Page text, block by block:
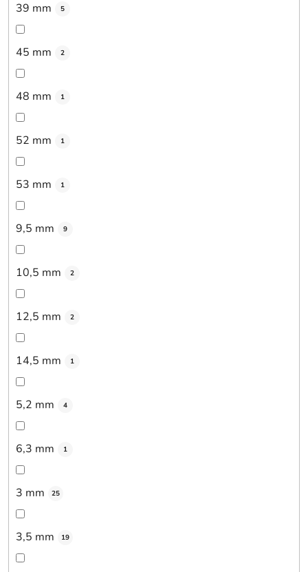
39 mm 5
45 mm 2
48 mm 1
52 mm 1
53 mm 1
9,5 mm 9
10,5 mm 2
12,5 mm 2
14,5 mm 1
5,2 mm 4
6,3 mm 1
3 mm 25
3,5 mm 19